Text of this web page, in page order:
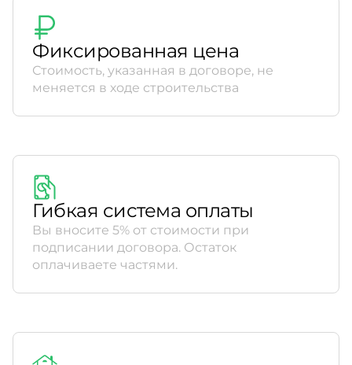
Фиксированная цена
Стоимость, указанная в договоре, не
меняется в ходе строительства
Гибкая система оплаты
Вы вносите 5% от стоимости при
подписании договора. Остаток
оплачиваете частями.